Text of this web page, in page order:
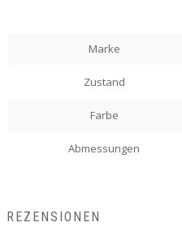
Marke
Zustand
Farbe
Abmessungen
REZENSIONEN